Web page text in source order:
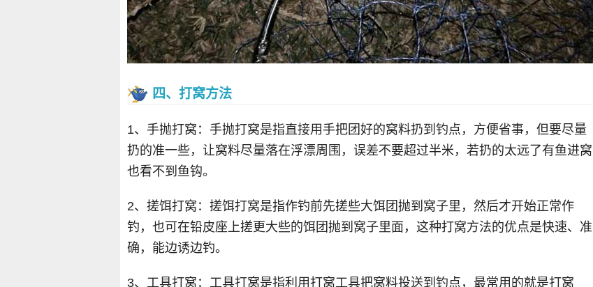
四、打窝方法
1、手抛打窝：手抛打窝是指直接用手把团好的窝料扔到钓点，方便省事，但要尽量
扔的准一些，让窝料尽量落在浮漂周围，误差不要超过半米，若扔的太远了有鱼进窝
也看不到鱼钩。
2、搓饵打窝：搓饵打窝是指作钓前先搓些大饵团抛到窝子里，然后才开始正常作
钓，也可在铅皮座上搓更大些的饵团抛到窝子里面，这种打窝方法的优点是快速、准
确，能边诱边钓。
3、工具打窝：工具打窝是指利用打窝工具把窝料投送到钓点，最常用的就是打窝